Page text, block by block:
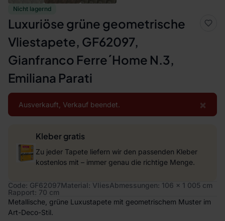
Nicht lagernd
Luxuriöse grüne geometrische
Vliestapete, GF62097,
Gianfranco Ferre´Home N.3,
Emiliana Parati
×
Ausverkauft, Verkauf beendet.
Kleber gratis
Zu jeder Tapete liefern wir den passenden Kleber
kostenlos mit – immer genau die richtige Menge.
Code: GF62097Material: VliesAbmessungen: 106 x 1 005 cm
Rapport: 70 cm
Metallische, grüne Luxustapete mit geometrischem Muster im
Art-Deco-Stil.